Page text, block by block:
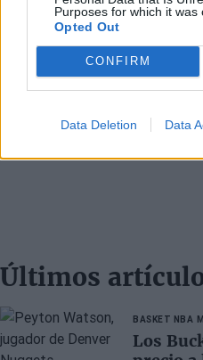
Purposes for which it was
Opted Out
CONFIRM
Data Deletion Data
Últimos
BASKET NBA
Los